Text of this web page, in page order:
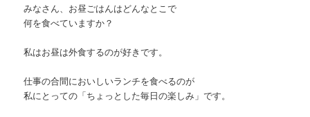
みなさん、お昼ごはんはどんなとこで
何を食べていますか？
私はお昼は外食するのが好きです。
仕事の合間においしいランチを食べるのが
私にとっての「ちょっとした毎日の楽しみ」です。